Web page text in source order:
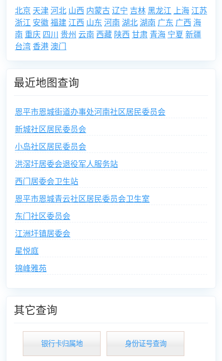
北京 天津河北 山西 内蒙古辽宁 吉林黑龙江 上海 江苏
浙江 安徽福建 江西 山东 河南 湖北湖南 广东 广西 海
南 重庆 四川 贵州 云南 西藏 陕西 甘肃 青海 宁夏 新疆
台湾 香港 澳门
最近地图查询
恩平市恩城街道办事处河南社区居民委员会
新城社区居民委员会
小岛社区居民委员会
洪滘圩居委会退役军人服务站
西门居委会卫生站
恩平市恩城青云社区居民委员会卫生室
东门社区委员会
江洲圩镇居委会
星悦庭
锦峰雅苑
其它查询
银行卡归属地 身份证号查询